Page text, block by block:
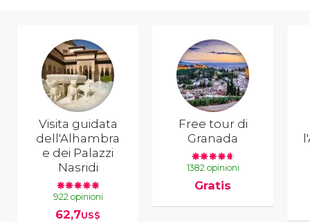
Visita guidata
dell'Alhambra
e dei Palazzi
Nasridi
922 opinioni
62,7US$
Free tour di
Granada
1382 opinioni
Gratis